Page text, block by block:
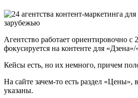
Агентство работает ориентировочно с
фокусируется на контенте для
Кейсы есть, но их немного, причем
На сайте зачем-то есть раздел «Цены»,
указаны.